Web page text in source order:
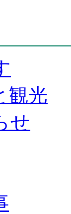
観光
せ